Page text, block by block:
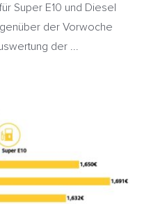
Super E10 und Diesel
der Vorwoche
der ...